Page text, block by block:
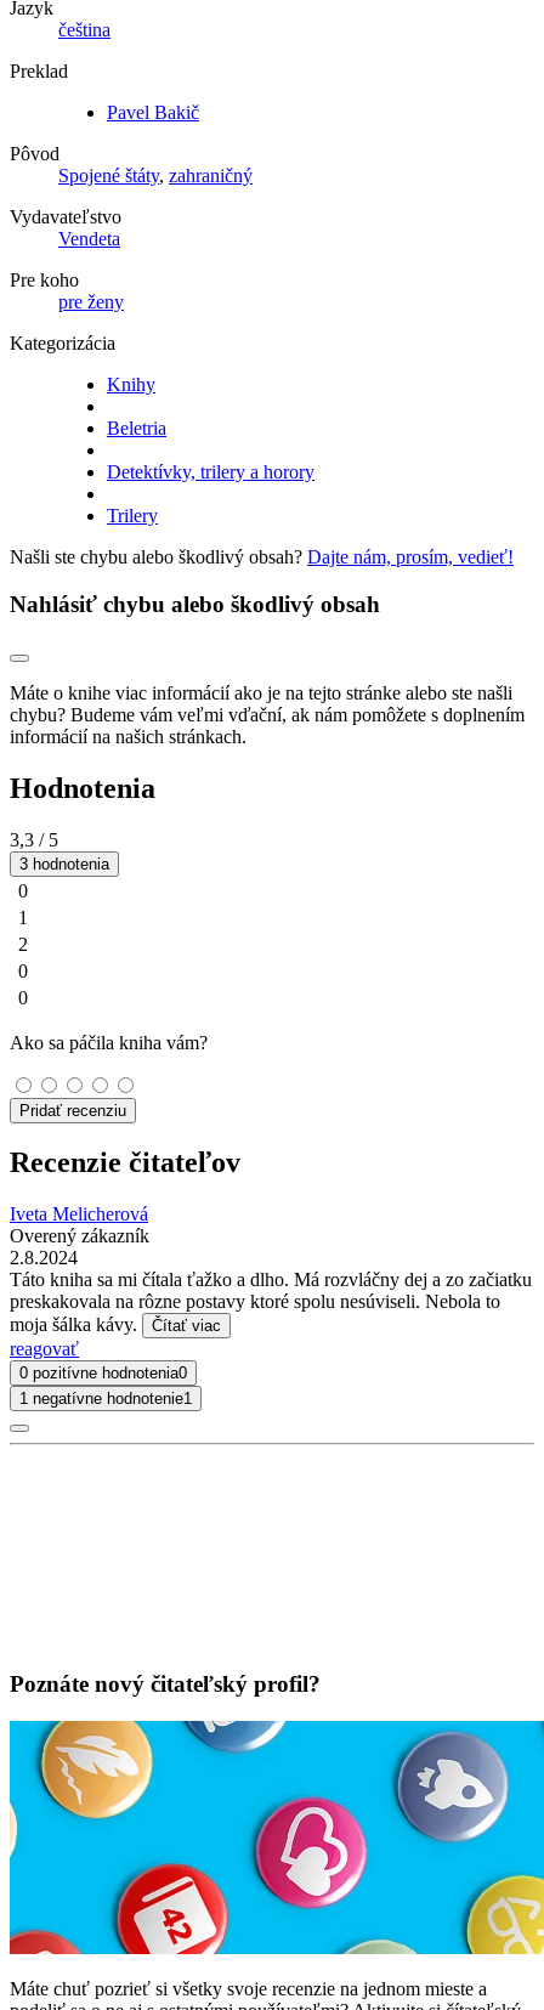
Jazyk
čeština
Preklad
Pavel Bakič
Pôvod
Spojené štáty, zahraničný
Vydavateľstvo
Vendeta
Pre koho
pre ženy
Kategorizácia
Knihy
Beletria
Detektívky, trilery a horory
Trilery
Našli ste chybu alebo škodlivý obsah? Dajte nám, prosím, vedieť!
Nahlásiť chybu alebo škodlivý obsah
Máte o knihe viac informácií ako je na tejto stránke alebo ste našli
chybu? Budeme vám veľmi vďační, ak nám pomôžete s doplnením
informácií na našich stránkach.
Hodnotenia
3,3 / 5
3 hodnotenia
0
1
2
0
0
Ako sa páčila kniha vám?
Pridať recenziu
Recenzie čitateľov
Iveta Melicherová
Overený zákazník
2.8.2024
Táto kniha sa mi čítala ťažko a dlho. Má rozvláčny dej a zo začiatku
preskakovala na rôzne postavy ktoré spolu nesúviseli. Nebola to
moja šálka kávy.
Čítať viac
reagovať
0 pozitívne hodnotenia0
1 negatívne hodnotenie1
Poznáte nový čitateľský profil?
Máte chuť pozrieť si všetky svoje recenzie na jednom mieste a